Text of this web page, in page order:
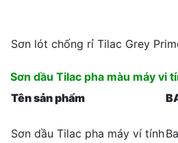
Sơn lót chống rỉ Tilac Grey
Sơn dầu Tilac pha màu máy vi
Tên sản phẩm
Sơn dầu Tilac pha máy ví tính